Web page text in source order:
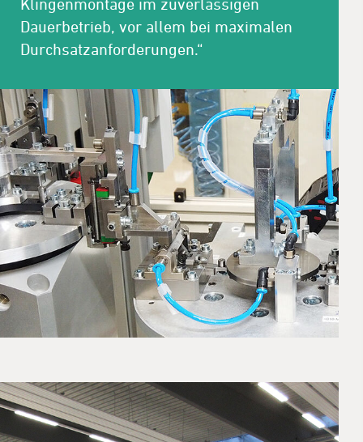
Dauerbetrieb, vor allem bei maximalen
Durchsatzanforderungen.“